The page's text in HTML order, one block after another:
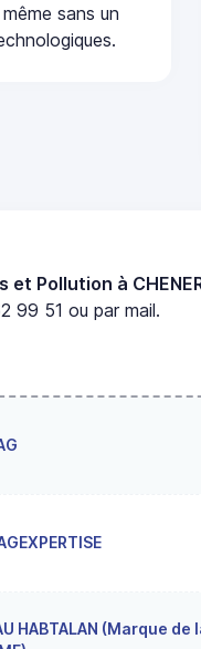
sans un
Pollution à
99 51 ou par mail.
HABTALAN (Marque de